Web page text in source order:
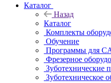
Каталог
Назад
Каталог
Комплекты
Обучение
Программы для
Фрезерное
Зуботехнические
Зуботехническое